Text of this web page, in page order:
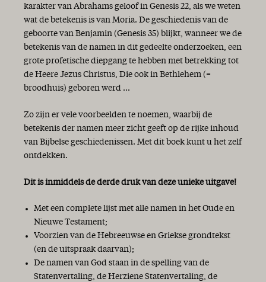
God is getrouw!
Geen leven zonder hoop
‘Verkondig het Woord’
Wandelen in de liefde
Alle geestelijke zegen
Feest van de lichtjes
Goede voornemens
Blij met de Bijbel!
karakter van Abrahams geloof in Genesis 22, als we weten
wat de betekenis is van Moria. De geschiedenis van de
geboorte van Benjamin (Genesis 35) blijkt, wanneer we de
betekenis van de namen in dit gedeelte onderzoeken, een
grote profetische diepgang te hebben met betrekking tot
de Heere Jezus Christus, Die ook in Bethlehem (=
broodhuis) geboren werd ...
Zo zijn er vele voorbeelden te noemen, waarbij de
betekenis der namen meer zicht geeft op de rijke inhoud
van Bijbelse geschiedenissen. Met dit boek kunt u het zelf
ontdekken.
Dit is inmiddels de derde druk van deze unieke uitgave!
Met een complete lijst met alle namen in het Oude en
Nieuwe Testament;
Voorzien van de Hebreeuwse en Griekse grondtekst
(en de uitspraak daarvan);
De namen van God staan in de spelling van de
Statenvertaling, de Herziene Statenvertaling, de